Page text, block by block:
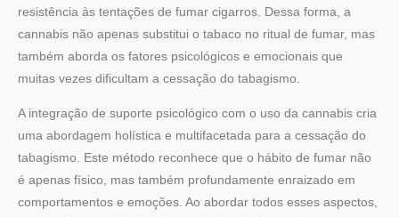
resistência às tentações de fumar cigarros. Dessa forma, a
cannabis não apenas substitui o tabaco no ritual de fumar, mas
também aborda os fatores psicológicos e emocionais que
muitas vezes dificultam a cessação do tabagismo.
A integração de suporte psicológico com o uso da cannabis cria
uma abordagem holística e multifacetada para a cessação do
tabagismo. Este método reconhece que o hábito de fumar não
é apenas físico, mas também profundamente enraizado em
comportamentos e emoções. Ao abordar todos esses aspectos,